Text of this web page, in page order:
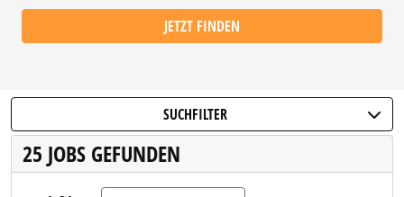
JETZT FINDEN
SUCHFILTER
25 JOBS GEFUNDEN